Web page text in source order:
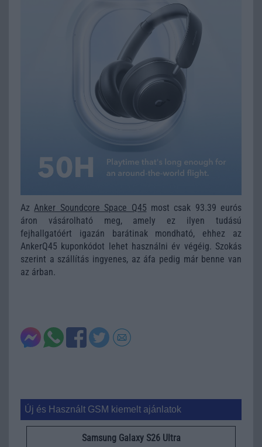
AzAnker Soundcore Space Q45 most csak 93.39 eurós
áron vásárolható meg, amely ez ilyen tudású
fejhallgatóért igazán barátinak mondható, ehhez az
AnkerQ45 kuponkódot lehet használni év végéig. Szokás
szerint a szállítás ingyenes, az áfa pedig már benne van
az árban.
Új és Használt GSM kiemelt ajánlatok
Samsung Galaxy S26 Ultra